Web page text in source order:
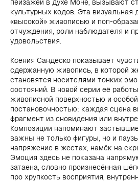
пейзажей в духе Моне, вызывают
культурных кодов. Эта визуальная
«высокой» живописью и поп-
отчуждения, роли наблюдателя и
удовольствия.
Ксения Сандеско показывает
сдержанную живопись, в которой
становятся носителями тонких
состояний. В новой серии её
живописной поверхностью и
постановочностью: каждая сцена
фрагмент из сновидения или
Композиции напоминают
важны не только фигуры, но и
напряжение в жестах, намёк на
Эмоция здесь не показана
затаена, словно произнесённая
про хрупкость восприятия,